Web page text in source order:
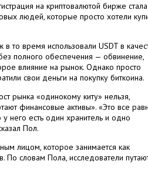
на криптовалютой бирже стала
людей, которые просто хотели
то время использовали USDT в
полного обеспечения — обвинение,
влияние на рынок. Однако просто
свои деньги на покупку биткоина.
рынка «одинокому киту» нельзя,
финансовые активы». «Это все
у него есть один хранитель и одно
Пол.
лицом, которое занимается как
По словам Пола, исследователи